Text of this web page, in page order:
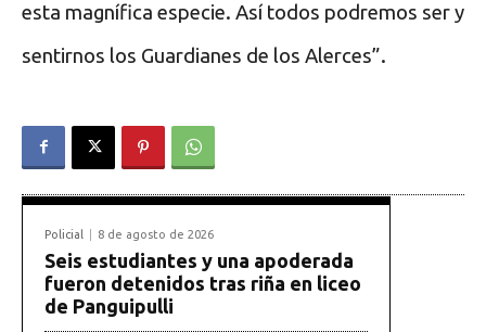
esta magnífica especie. Así todos podremos ser y
sentirnos los Guardianes de los Alerces”.
Policial 8 de agosto de 2026
Seis estudiantes y una apoderada
fueron detenidos tras riña en liceo
de Panguipulli